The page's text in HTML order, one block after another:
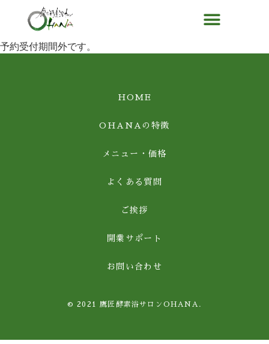
予約受付期間外です。
HOME
OHANAの特徴
メニュー・価格
よくある質問
ご挨拶
開業サポート
お問い合わせ
© 2021 鷹匠酵素浴サロンOHANA.